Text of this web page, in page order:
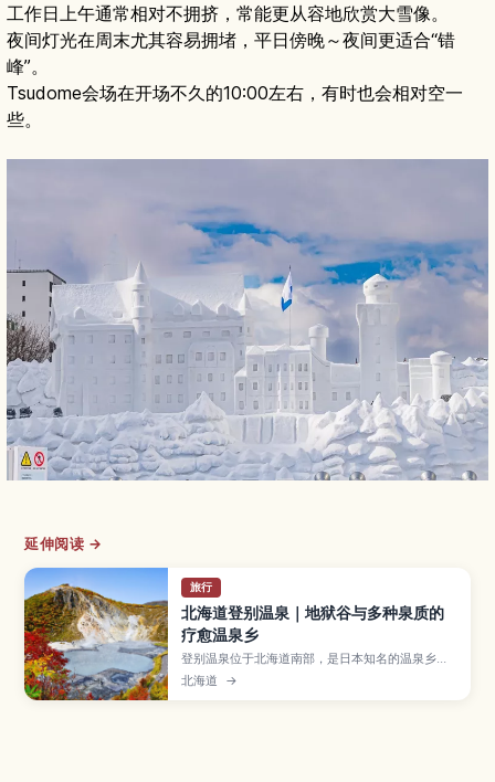
工作日上午通常相对不拥挤，常能更从容地欣赏大雪像。
夜间灯光在周末尤其容易拥堵，平日傍晚～夜间更适合“错
峰”。
Tsudome会场在开场不久的10:00左右，有时也会相对空一
些。
延伸阅读 →
旅行
北海道登别温泉｜地狱谷与多种泉质的
疗愈温泉乡
登别温泉位于北海道南部，是日本知名的温泉乡之
一，温泉水来自被称为“地狱谷”的火山地形。文章
介绍多达9种不同泉质及其功效、温泉街住宿与日归
北海道 →